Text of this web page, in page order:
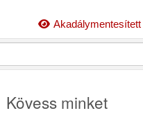
Akadálymentesített
Kövess minket